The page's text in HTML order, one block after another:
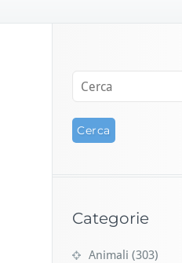
Categorie
Animali (303)